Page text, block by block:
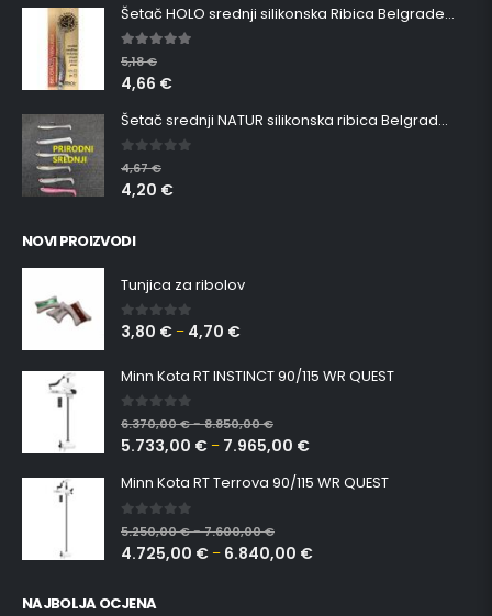
Šetač HOLO srednji silikonska Ribica Belgrade Walker
5.00out of 5
5,18€
4,66 €
Šetač srednji NATUR silikonska ribica Belgrade Walker
0 out of 5
4,67€
4,20 €
NOVI PROIZVODI
Tunjica za ribolov
0 out of 5
3,80 € – 4,70 €
Minn Kota RT INSTINCT 90/115 WR QUEST
0 out of 5
6.370,00€–8.850,00€
5.733,00 € – 7.965,00 €
Minn Kota RT Terrova 90/115 WR QUEST
0 out of 5
5.250,00€–7.600,00€
4.725,00 € – 6.840,00 €
NAJBOLJA OCJENA